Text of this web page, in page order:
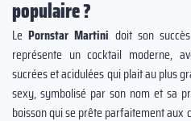
populaire ?
LePornstar Martini doit son
représente un cocktail moderne,
sucrées et acidulées qui plait au plus
sexy, symbolisé par son nom et sa
boisson qui se prête parfaitement aux